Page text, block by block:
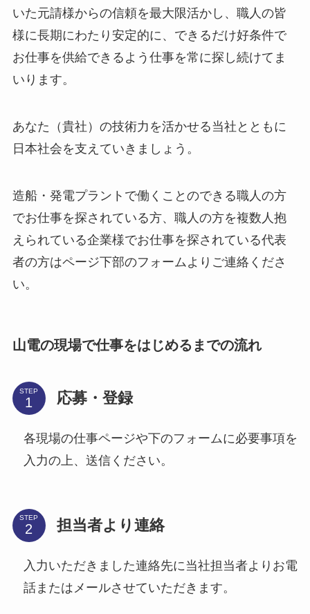
いた元請様からの信頼を最大限活かし、職人の皆
様に長期にわたり安定的に、できるだけ好条件で
お仕事を供給できるよう仕事を常に探し続けてま
いります。
あなた（貴社）の技術力を活かせる当社とともに
日本社会を支えていきましょう。
造船・発電プラントで働くことのできる職人の方
でお仕事を探されている方、職人の方を複数人抱
えられている企業様でお仕事を探されている代表
者の方はページ下部のフォームよりご連絡くださ
い。
山電の現場で仕事をはじめるまでの流れ
STEP 応募・登録
各現場の仕事ページや下のフォームに必要事項を
入力の上、送信ください。
STEP 担当者より連絡
入力いただきました連絡先に当社担当者よりお電
話またはメールさせていただきます。